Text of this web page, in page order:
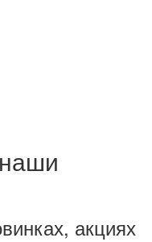
акциях